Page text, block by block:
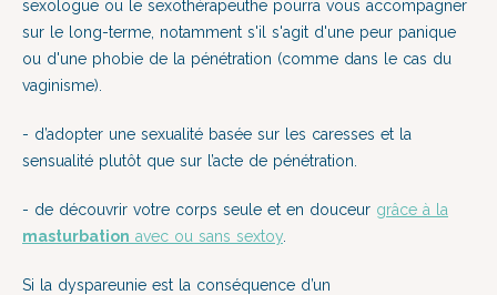
sexologue ou le sexothérapeuthe pourra vous accompagner
sur le long-terme, notamment s'il s'agit d'une peur panique
ou d'une phobie de la pénétration (comme dans le cas du
vaginisme).
- d’adopter une sexualité basée sur les caresses et la
sensualité plutôt que sur l’acte de pénétration.
- de découvrir votre corps seule et en douceur grâce à la
masturbation avec ou sans sextoy
Si la dyspareunie est la conséquence d’un